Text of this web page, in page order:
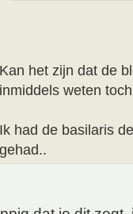
Kan het zijn dat de
inmiddels weten
Ik had de basilaris
gehad..